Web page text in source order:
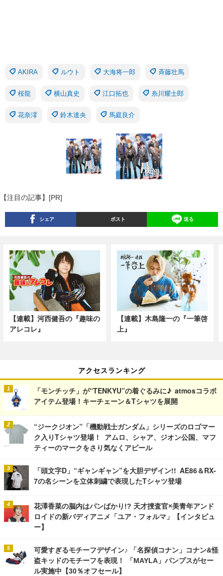
AKIRA ルウト 大海将一郎 斉藤壮馬
桜龍 横山真史 江口拓也 糸川耀士郎
花奈澪 鈴木達央 馬庭良介
【注目の記事】[PR]
シェア ポスト 送る
【連載】河西健吾の『趣味の
アレコレ』
【連載】木島隆一の『一筆啓
上』
アクセスランキング
「モンチッチ」が“TENKYU”の着ぐるみに♪ atmosコラボ
アイテム登場！キーチェーン＆Tシャツを展開
“ジークジオン”「機動戦士ガンダム」シリーズのロゴマー
ク入りTシャツ登場！ アムロ、シャア、ジオン公国、マフ
ティーのマークをさり気なくアピール
「頭文字D」“ギャンギャン”を大胆デザイン!! AE86＆RX-
7の名シーンを立体刺繍で表現したTシャツ登場
花澤香菜の脳内はパンばかり!? 天才捜査官×美青年アンド
ロイドの新バディアニメ「ユア・フォルマ」【インタビュ
ー】
可愛すぎるモチーフデザイン♪ 「名探偵コナン」コナン&怪
盗キッドのモチーフを表現！ 「MAYLA」パンプスがセー
ル実施中【30％オフセール】